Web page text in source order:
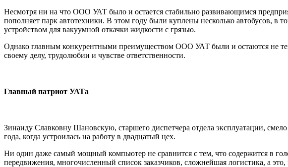
Несмотря ни на что ООО УАТ было и остается стабильно развивающимся
пополняет парк автотехники. В этом году были куплены несколько автобусов, в
устройством для вакуумной откачки жидкости с грязью.
Однако главным конкурентными преимуществом ООО УАТ были и остаются не
своему делу, трудолюбии и чувстве ответственности.
Главный патриот УАТа
Зинаиду Славковну Шановскую, старшего диспетчера отдела эксплуатации,
года, когда устроилась на работу в двадцатый цех.
Ни один даже самый мощный компьютер не сравнится с тем, что содержится в
передвижения, многочисленный список заказчиков, сложнейшая логистика, а